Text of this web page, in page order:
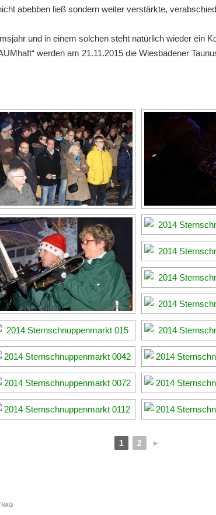
abebben ließ sondern weiter verstärkte,
und in einem solchen steht natürlich wieder ein
werden am 21.11.2015 die Wiesbadener
1 2 ►